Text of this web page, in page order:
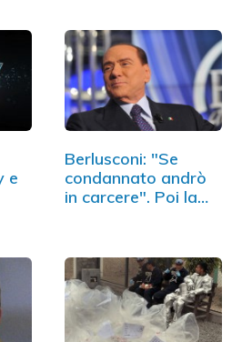
e
Berlusconi: "Se
condannato andrò
in carcere". Poi la…